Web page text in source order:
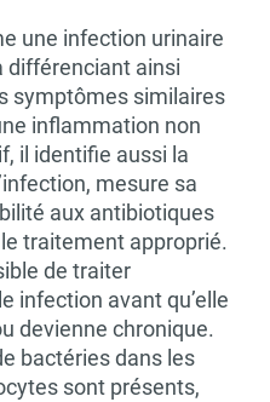
une infection urinaire
différenciant ainsi
symptômes similaires
inflammation non
il identifie aussi la
mesure sa
aux antibiotiques
traitement approprié.
de traiter
infection avant qu’elle
devienne chronique.
bactéries dans les
sont présents,